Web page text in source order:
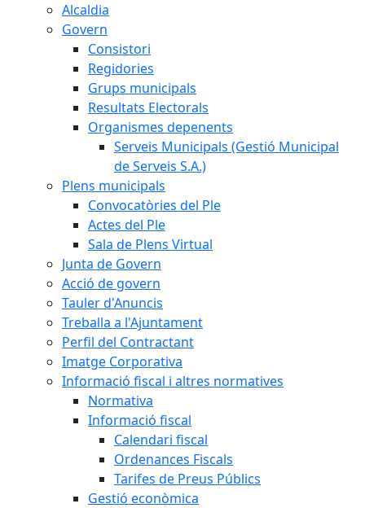
Alcaldia
Govern
Consistori
Regidories
Grups municipals
Resultats Electorals
Organismes depenents
Serveis Municipals (Gestió Municipal
de Serveis S.A.)
Plens municipals
Convocatòries del Ple
Actes del Ple
Sala de Plens Virtual
Junta de Govern
Acció de govern
Tauler d'Anuncis
Treballa a l'Ajuntament
Perfil del Contractant
Imatge Corporativa
Informació fiscal i altres normatives
Normativa
Informació fiscal
Calendari fiscal
Ordenances Fiscals
Tarifes de Preus Públics
Gestió econòmica